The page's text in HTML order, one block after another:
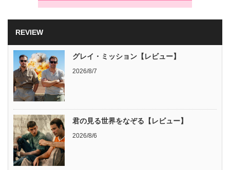
REVIEW
グレイ・ミッション【レビュー】
2026/8/7
君の見る世界をなぞる【レビュー】
2026/8/6